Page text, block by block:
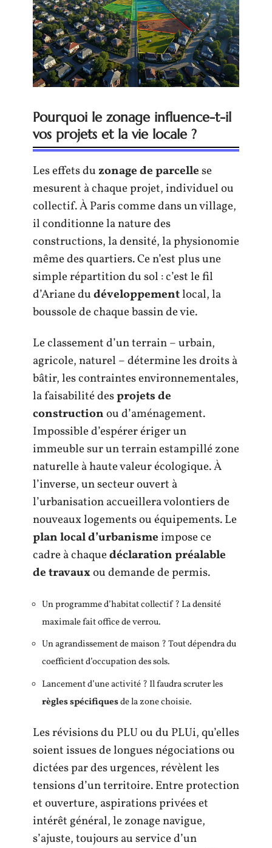
Pourquoi le zonage influence-t-il
vos projets et la vie locale ?
Les effets du zonage de parcellese
mesurent à chaque projet, individuel ou
collectif. À Paris comme dans un village,
il conditionne la nature des
constructions, la densité, la physionomie
même des quartiers. Ce n’est plus une
simple répartition du sol : c’est le fil
d’Ariane dudéveloppementlocal, la
boussole de chaque bassin de vie.
Le classement d’un terrain – urbain,
agricole, naturel – détermine les droits à
bâtir, les contraintes environnementales,
la faisabilité desprojets de
constructionou d’aménagement.
Impossible d’espérer ériger un
immeuble sur un terrain estampillé zone
naturelle à haute valeur écologique. À
l’inverse, un secteur ouvert à
l’urbanisation accueillera volontiers de
nouveaux logements ou équipements. Le
plan local d’urbanismeimpose ce
cadre à chaquedéclaration préalable
de travauxou demande de permis.
Un programme d’habitat collectif ? La densité
maximale fait office de verrou.
Un agrandissement de maison ? Tout dépendra du
coefficient d’occupation des sols.
Lancement d’une activité ? Il faudra scruter les
règles spécifiquesde la zone choisie.
Les révisions du PLU ou du PLUi, qu’elles
soient issues de longues négociations ou
dictées par des urgences, révèlent les
tensions d’un territoire. Entre protection
et ouverture, aspirations privées et
intérêt général, le zonage navigue,
s’ajuste, toujours au service d’un